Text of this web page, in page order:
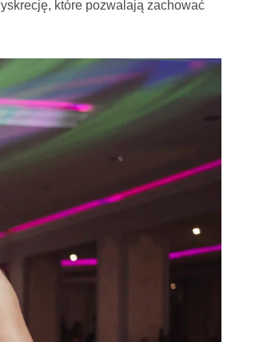
które pozwalają zachować